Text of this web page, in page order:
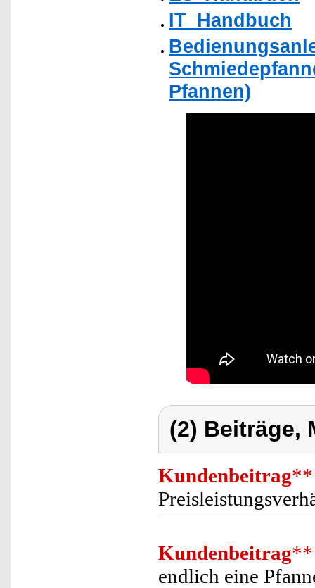
IT_Handbuch
Pfannen)
(2) Beiträge,
Kundenbeitrag**
Kundenbeitrag**
endlich eine